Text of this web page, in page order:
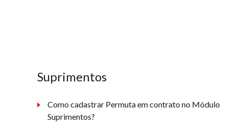
Suprimentos
Como cadastrar Permuta em contrato no Módulo
Suprimentos?